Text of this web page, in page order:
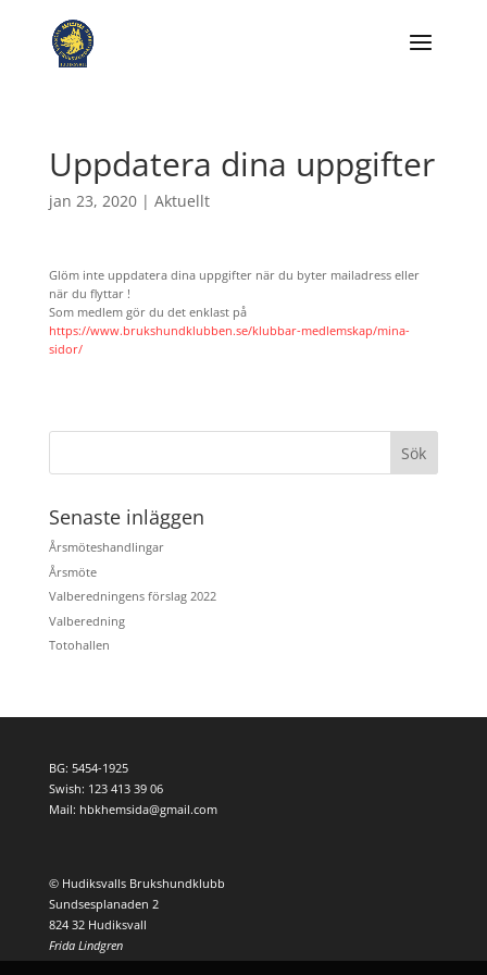
Uppdatera dina uppgifter
jan 23, 2020| Aktuellt
Glöm inte uppdatera dina uppgifter när du byter mailadress eller
när du flyttar !
Som medlem gör du det enklast på
https://www.brukshundklubben.se/klubbar-medlemskap/mina-
sidor/
Senaste inläggen
Årsmöteshandlingar
Årsmöte
Valberedningens förslag 2022
Valberedning
Totohallen
BG: 5454-1925
Swish: 123 413 39 06
Mail: hbkhemsida@gmail.com
© Hudiksvalls Brukshundklubb
Sundsesplanaden 2
824 32 Hudiksvall
Frida Lindgren